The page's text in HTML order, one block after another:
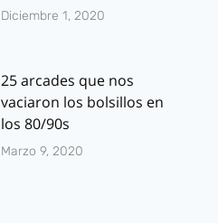
Diciembre 1, 2020
25 arcades que nos
vaciaron los bolsillos en
los 80/90s
Marzo 9, 2020